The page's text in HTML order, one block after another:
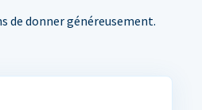
de donner généreusement.